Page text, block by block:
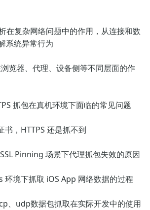
在复杂网络问题中的作用，从连接和数
系统异常行为
览器、代理、设备侧等不同层面的作
抓包在真机环境下面临的常见问题
书，HTTPS 还是抓不到
Pinning 场景下代理抓包失效的原因
环境下抓取 iOS App 网络数据的过程
、udp数据包抓取在实际开发中的使用